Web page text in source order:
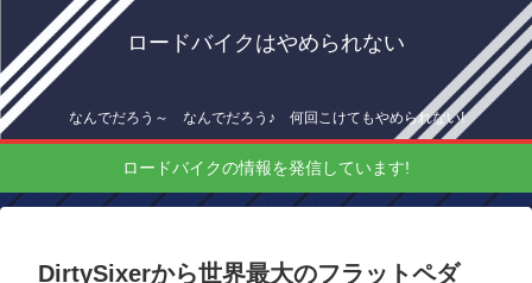
ロードバイクはやめられない
なんでだろう～ なんでだろう♪ 何回こけてもやめられない!
ロードバイクの情報を発信しています!
DirtySixerから世界最大のフラットペダ